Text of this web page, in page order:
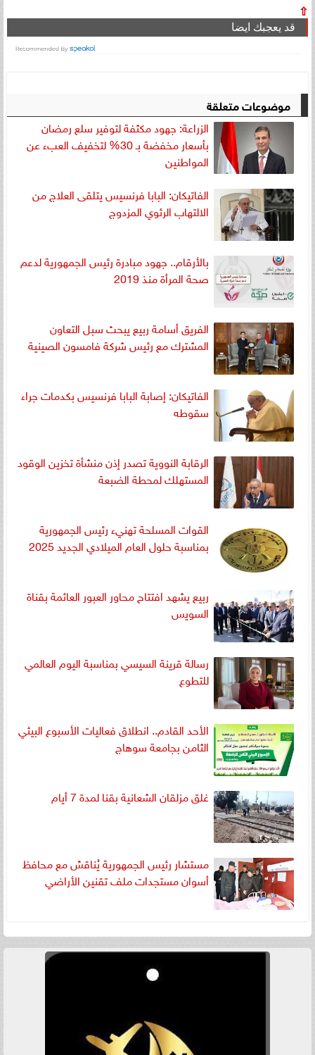
⇧
قد يعجبك ايضا
موضوعات متعلقة
الزراعة: جهود مكثفة لتوفير سلع رمضان
بأسعار مخفضة بـ 30% لتخفيف العبء عن
المواطنين
الفاتيكان: البابا فرنسيس يتلقى العلاج من
الالتهاب الرئوي المزدوج
بالأرقام.. جهود مبادرة رئيس الجمهورية لدعم
صحة المرأة منذ 2019
الفريق أسامة ربيع يبحث سبل التعاون
المشترك مع رئيس شركة فامسون الصينية
الفاتيكان: إصابة البابا فرنسيس بكدمات جراء
سقوطه
الرقابة النووية تصدر إذن منشأة تخزين الوقود
المستهلك لمحطة الضبعة
القوات المسلحة تهنيء رئيس الجمهورية
بمناسبة حلول العام الميلادي الجديد 2025
ربيع يشهد افتتاح محاور العبور العائمة بقناة
السويس
رسالة قرينة السيسي بمناسبة اليوم العالمي
للتطوع
الأحد القادم.. انطلاق فعاليات الأسبوع البيئي
الثامن بجامعة سوهاج
غلق مزلقان الشعانية بقنا لمدة 7 أيام
مستشار رئيس الجمهورية يُناقش مع محافظ
أسوان مستجدات ملف تقنين الأراضي